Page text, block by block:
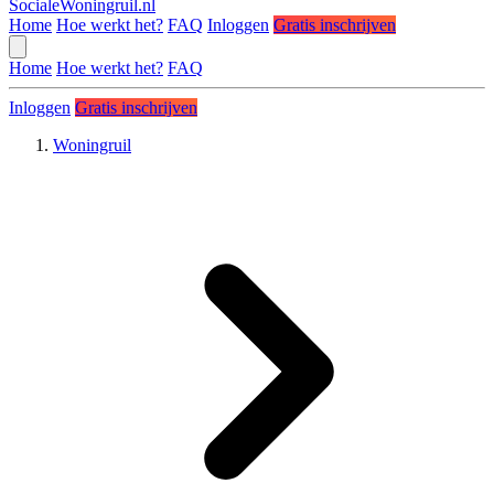
SocialeWoningruil.nl
Home Hoe werkt het? FAQ Inloggen Gratis inschrijven
Home Hoe werkt het? FAQ
Inloggen Gratis inschrijven
Woningruil